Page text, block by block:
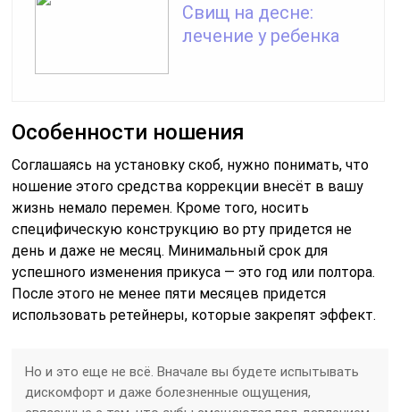
Свищ на десне:
лечение у ребенка
Особенности ношения
Соглашаясь на установку скоб, нужно понимать, что
ношение этого средства коррекции внесёт в вашу
жизнь немало перемен. Кроме того, носить
специфическую конструкцию во рту придется не
день и даже не месяц. Минимальный срок для
успешного изменения прикуса — это год или полтора.
После этого не менее пяти месяцев придется
использовать ретейнеры, которые закрепят эффект.
Но и это еще не всё. Вначале вы будете испытывать
дискомфорт и даже болезненные ощущения,